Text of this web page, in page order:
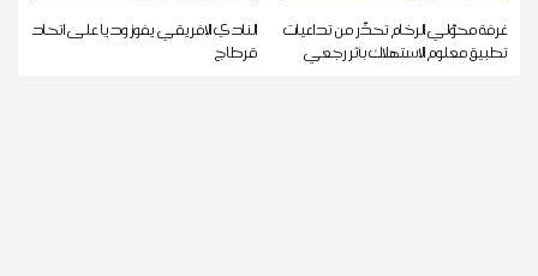
غرفة محوّلي الرخام تحذّر من تداعيات
تطبيق معلوم الاستهلاك بأثر رجعي
النادي الإفريقي يفوز وديا على اتحاد
قرطاج